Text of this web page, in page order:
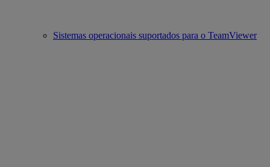
Sistemas operacionais suportados para o TeamViewer